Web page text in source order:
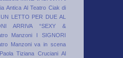
Antica Al Teatro Ciak di
LETTO PER DUE AL
ARRIVA “SEXY &
Manzoni I SIGNORI
Manzoni va in scena
Tiziana Cruciani Al